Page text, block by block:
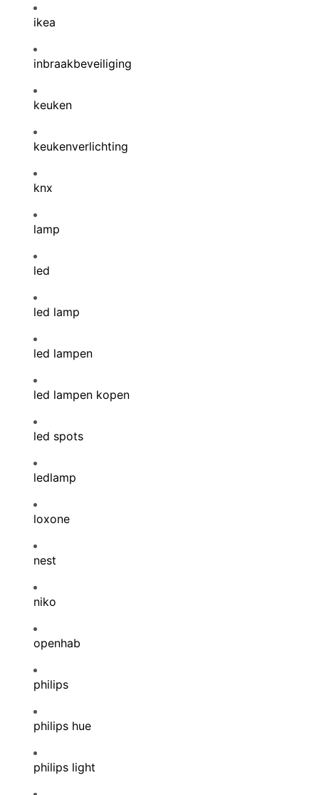
ikea
inbraakbeveiliging
keuken
keukenverlichting
knx
lamp
led
led lamp
led lampen
led lampen kopen
led spots
ledlamp
loxone
nest
niko
openhab
philips
philips hue
philips light